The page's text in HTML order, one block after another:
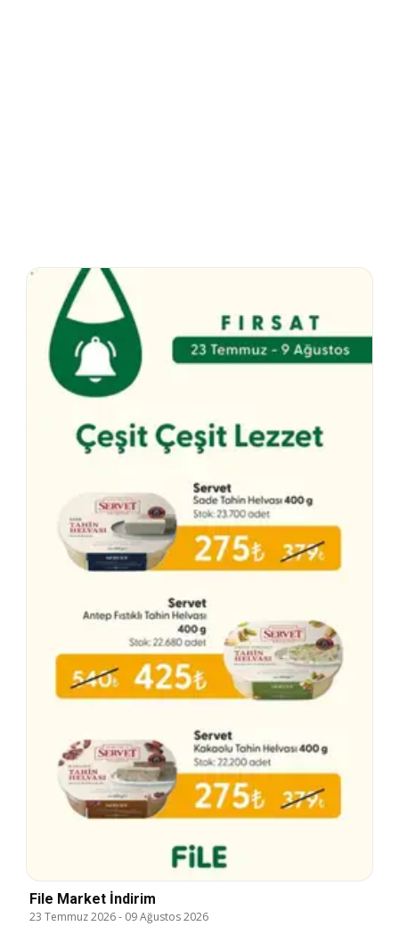
File Market İndirim
23 Temmuz 2026- 09 Ağustos 2026